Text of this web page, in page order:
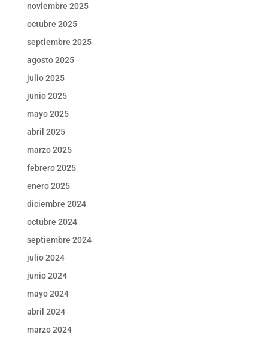
noviembre 2025
octubre 2025
septiembre 2025
agosto 2025
julio 2025
junio 2025
mayo 2025
abril 2025
marzo 2025
febrero 2025
enero 2025
diciembre 2024
octubre 2024
septiembre 2024
julio 2024
junio 2024
mayo 2024
abril 2024
marzo 2024